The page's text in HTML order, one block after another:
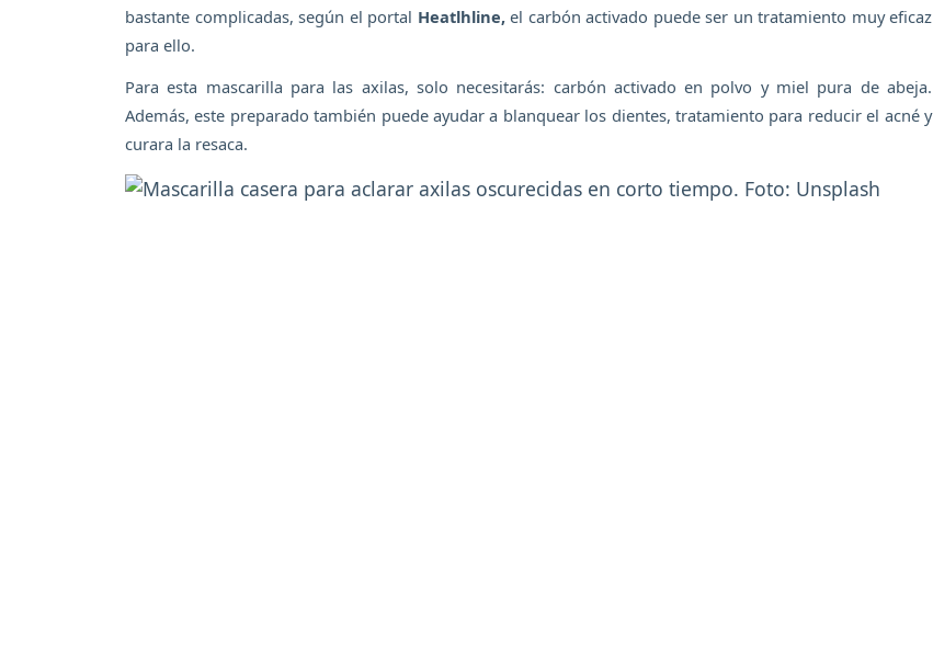
bastante complicadas, según el portal Heatlhline, el carbón activado puede ser un tratamiento muy eficaz
para ello.
Para esta mascarilla para las axilas, solo necesitarás: carbón activado en polvo y miel pura de abeja.
Además, este preparado también puede ayudar a blanquear los dientes, tratamiento para reducir el acné y
curara la resaca.